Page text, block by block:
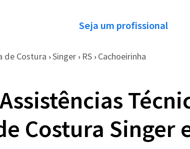
Seja um profissional
de Costura › Singer › RS › Cachoeirinha
Costura Singer